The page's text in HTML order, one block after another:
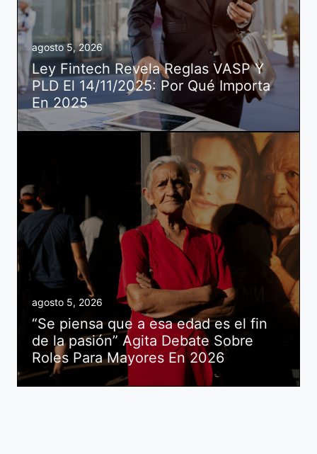
agosto 5, 2026
Ley Fintech Revela Reglas VASP Y
PLD El 14/11/2025: Por Qué Importa
En 2025
agosto 5, 2026
“Se piensa que a esa edad es el fin
de la pasión” Agita Debate Sobre
Roles Para Mayores En 2026